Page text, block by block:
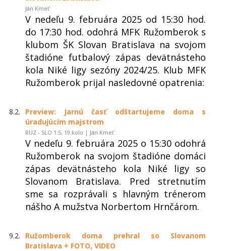
Ján Kmeť
V nedeľu 9. februára 2025 od 15:30 hod.
do 17:30 hod. odohrá MFK Ružomberok s
klubom ŠK Slovan Bratislava na svojom
štadióne futbalový zápas devätnásteho
kola Niké ligy sezóny 2024/25. Klub MFK
Ružomberok prijal nasledovné opatrenia:
8.2.
Preview: Jarnú časť odštartujeme doma s
úradujúcim majstrom
RUZ - SLO 1:5, 19.kolo | Ján Kmeť
V nedeľu 9. februára 2025 o 15:30 odohrá
Ružomberok na svojom štadióne domáci
zápas devätnásteho kola Niké ligy so
Slovanom Bratislava. Pred stretnutím
sme sa rozprávali s hlavným trénerom
nášho A mužstva Norbertom Hrnčárom.
9.2.
Ružomberok doma prehral so Slovanom
Bratislava + FOTO, VIDEO